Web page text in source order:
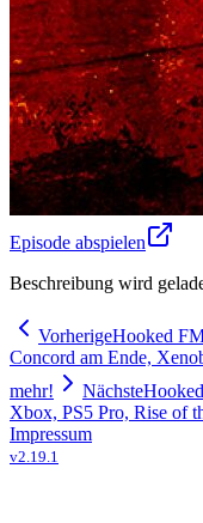
Episode abspielen
Beschreibung wird
VorherigeHooked
Concord am Ende,
mehr!
Nächste
Xbox, PS5 Pro, Rise of
Impressum
v2.19.1